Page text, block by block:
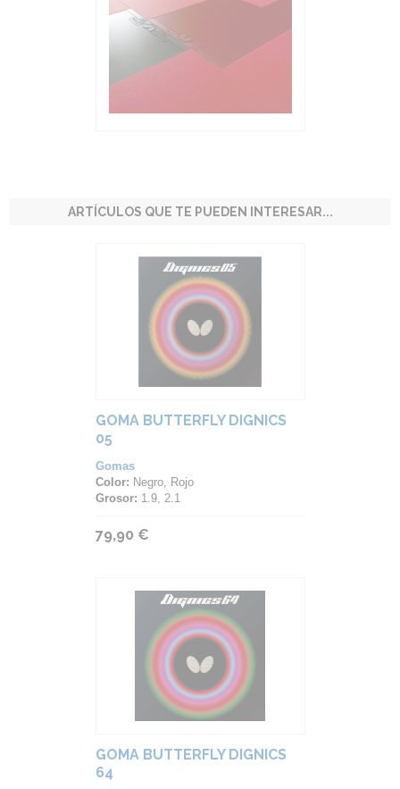
ARTÍCULOS QUE TE PUEDEN INTERESAR...
GOMA BUTTERFLY DIGNICS
05
Gomas
Color: Negro, Rojo
Grosor: 1.9, 2.1
79,90 €
GOMA BUTTERFLY DIGNICS
64